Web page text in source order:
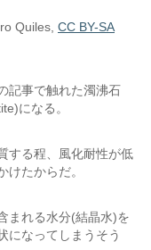
Quiles, CC BY-SA
記事で触れた濁沸石
になる。
する程、風化耐性が低
たからだ。
まれる水分(結晶水)を
になってしまうそう